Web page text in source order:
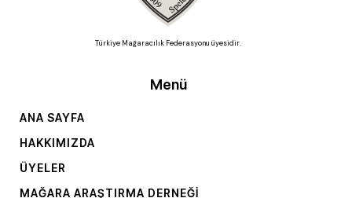
Türkiye Mağaracılık Federasyonu üyesidir.
Menü
ANA SAYFA
HAKKIMIZDA
ÜYELER
MAĞARA ARAŞTIRMA DERNEĞI